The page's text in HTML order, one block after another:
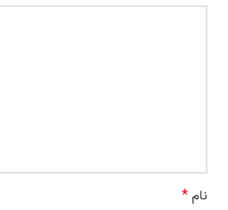
نام*